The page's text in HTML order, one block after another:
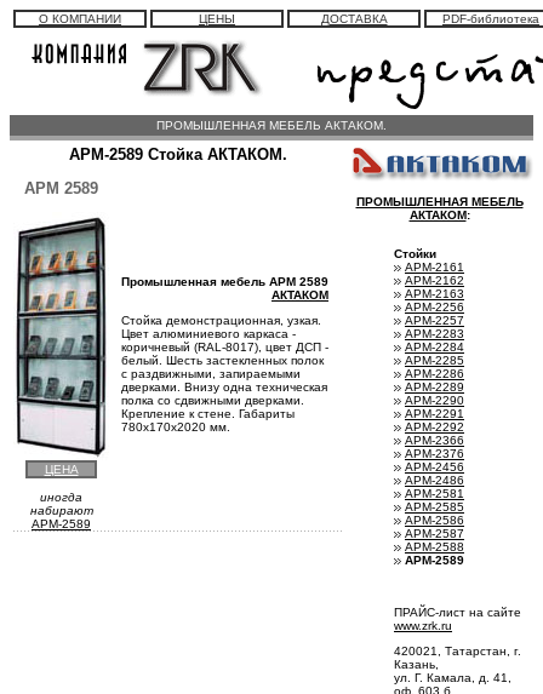
О КОМПАНИИ ЦЕНЫ ДОСТАВКА PDF-библиотека
ПРОМЫШЛЕННАЯ МЕБЕЛЬ АКТАКОМ.
АРМ-2589 Стойка АКТАКОМ.
АРМ 2589
Промышленная мебель АРМ 2589
АКТАКОМ
Стойка демонстрационная, узкая.
Цвет алюминиевого каркаса -
коричневый (RAL-8017), цвет ДСП -
белый. Шесть застекленных полок
с раздвижными, запираемыми
дверками. Внизу одна техническая
полка со сдвижными дверками.
Крепление к стене. Габариты
780х170х2020 мм.
ЦЕНА
иногда
набирают
APM-2589
ПРОМЫШЛЕННАЯ МЕБЕЛЬ
АКТАКОМ:
Стойки
АРМ-2161
АРМ-2162
АРМ-2163
АРМ-2256
АРМ-2257
АРМ-2283
АРМ-2284
АРМ-2285
АРМ-2286
АРМ-2289
АРМ-2290
АРМ-2291
АРМ-2292
АРМ-2366
АРМ-2376
АРМ-2456
АРМ-2486
АРМ-2581
АРМ-2585
АРМ-2586
АРМ-2587
АРМ-2588
АРМ-2589
ПРАЙС-лист на сайте
www.zrk.ru
420021, Татарстан, г.
Казань,
ул. Г. Камала, д. 41,
оф. 603 б